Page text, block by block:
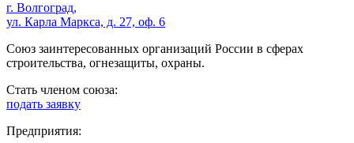
г. Волгоград,
ул. Карла Маркса, д. 27, оф. 6
Союз заинтересованных организаций России в сферах
строительства, огнезащиты, охраны.
Стать членом союза:
подать заявку
Предприятия: